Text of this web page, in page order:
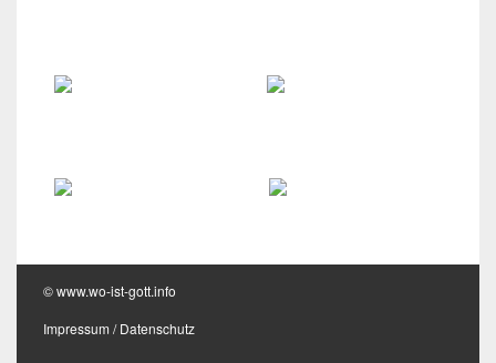
© www.wo-ist-gott.info
Impressum /Datenschutz